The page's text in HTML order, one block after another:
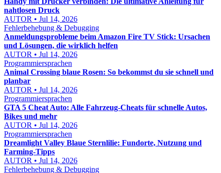
nahtlosen Druck
AUTOR • Jul 14, 2026
Fehlerbehebung & Debugging
Anmeldungsprobleme beim Amazon Fire TV Stick: Ursachen
und Lösungen, die wirklich helfen
AUTOR • Jul 14, 2026
Programmiersprachen
Animal Crossing blaue Rosen: So bekommst du sie schnell und
planbar
AUTOR • Jul 14, 2026
Programmiersprachen
GTA 5 Cheat Auto: Alle Fahrzeug-Cheats für schnelle Autos,
Bikes und mehr
AUTOR • Jul 14, 2026
Programmiersprachen
Dreamlight Valley Blaue Sternlilie: Fundorte, Nutzung und
Farming-Tipps
AUTOR • Jul 14, 2026
Fehlerbehebung & Debugging